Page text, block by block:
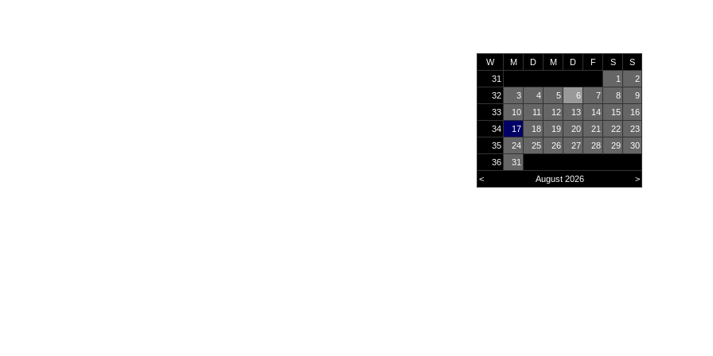
W M D M D F S
S
31
1
2
32
3 4 5 6 7 8
9
33
10 11 12 13 14 15
16
34
17 18 19 20 21 22
23
35
24 25 26 27 28 29
30
36
31
>
< August 2026